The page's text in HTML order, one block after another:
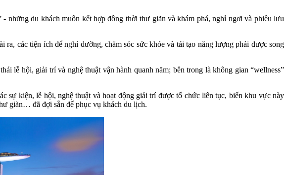
những du khách muốn kết hợp đồng thời thư giãn và khám phá, nghỉ ngơi và phiêu lưu
các tiện ích để nghỉ dưỡng, chăm sóc sức khỏe và tái tạo năng lượng phải được song
lễ hội, giải trí và nghệ thuật vận hành quanh năm; bên trong là không gian “wellness”
sự kiện, lễ hội, nghệ thuật và hoạt động giải trí được tổ chức liên tục, biến khu vực này
giãn… đã đợi sẵn để phục vụ khách du lịch.